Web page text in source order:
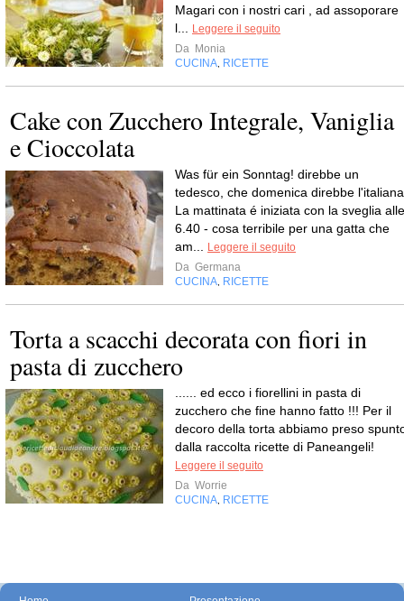
Magari con i nostri cari , ad assoporare
l...
Leggere il seguito
Da Monia
CUCINA RICETTE
Cake con Zucchero Integrale, Vaniglia
e Cioccolata
Was für ein Sonntag! direbbe un
tedesco, che domenica direbbe
La mattinata é iniziata con la sveglia alle
6.40 - cosa terribile per una gatta che
am...
Leggere il seguito
Da Germana
CUCINA RICETTE
Torta a scacchi decorata con fiori in
pasta di zucchero
...... ed ecco i fiorellini in pasta di
zucchero che fine hanno fatto !!! Per il
decoro della torta abbiamo preso
dalla raccolta ricette di Paneangeli!
Leggere il seguito
Da Worrie
CUCINA RICETTE